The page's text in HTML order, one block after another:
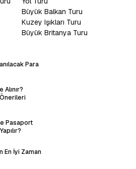
Büyük Balkan Turu
Kuzey Işıkları Turu
Büyük Britanya Turu
Para
Pasaport
En İyi Zaman